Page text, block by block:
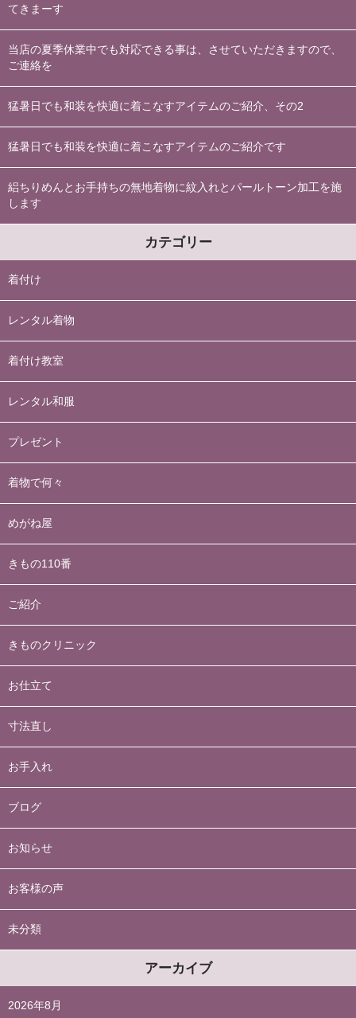
てきまーす
当店の夏季休業中でも対応できる事は、させていただきますので、
ご連絡を
猛暑日でも和装を快適に着こなすアイテムのご紹介、その2
猛暑日でも和装を快適に着こなすアイテムのご紹介です
絽ちりめんとお手持ちの無地着物に紋入れとパールトーン加工を施
します
カテゴリー
着付け
レンタル着物
着付け教室
レンタル和服
プレゼント
着物で何々
めがね屋
きもの110番
ご紹介
きものクリニック
お仕立て
寸法直し
お手入れ
ブログ
お知らせ
お客様の声
未分類
アーカイブ
2026年8月